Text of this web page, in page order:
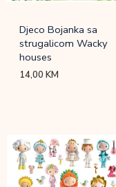
Djeco Bojanka sa
strugalicom Wacky
houses
14,00KM